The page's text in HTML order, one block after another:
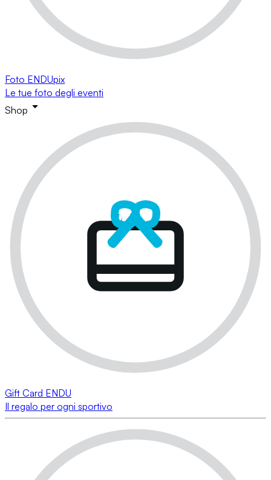
Foto ENDUpix
Le tue foto degli eventi
Shop
Gift Card ENDU
Il regalo per ogni sportivo